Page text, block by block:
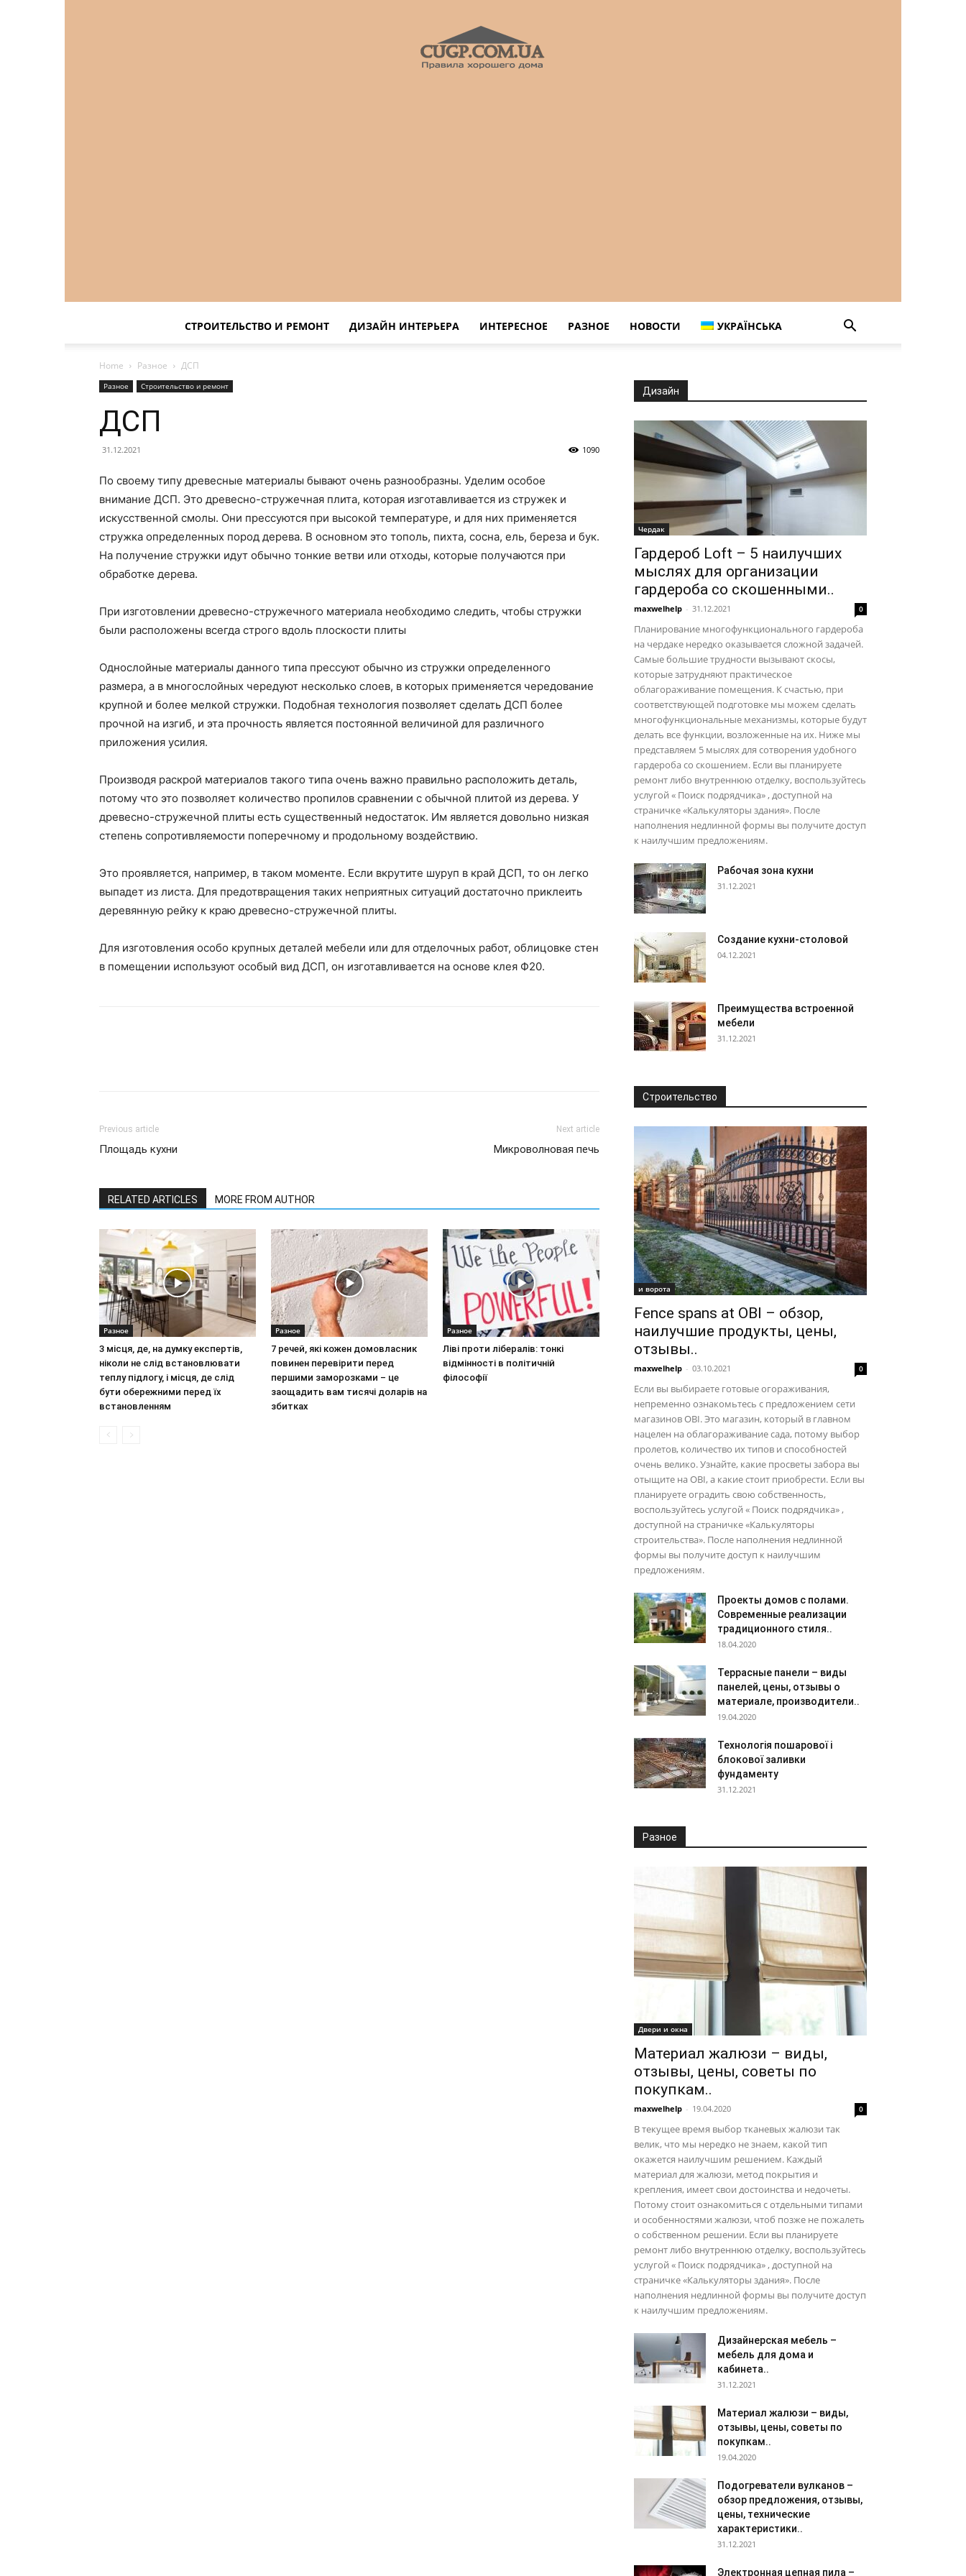
портал
СТРОИТЕЛЬСТВО И РЕМОНТ ДИЗАЙН ИНТЕРЬЕРА ИНТЕРЕСНОЕ РАЗНОЕ НОВОСТИ УКРАЇНСЬКА
Home Разное ДСП
Разное Строительство и ремонт
ДСП
31.12.2021 1090
По своему типу древесные материалы бывают очень разнообразны. Уделим особое
внимание ДСП. Это древесно-стружечная плита, которая изготавливается из стружек и
искусственной смолы. Они прессуются при высокой температуре, и для них применяется
стружка определенных пород дерева. В основном это тополь, пихта, сосна, ель, береза и бук.
На получение стружки идут обычно тонкие ветви или отходы, которые получаются при
обработке дерева.
При изготовлении древесно-стружечного материала необходимо следить, чтобы стружки
были расположены всегда строго вдоль плоскости плиты
Однослойные материалы данного типа прессуют обычно из стружки определенного
размера, а в многослойных чередуют несколько слоев, в которых применяется чередование
крупной и более мелкой стружки. Подобная технология позволяет сделать ДСП более
прочной на изгиб, и эта прочность является постоянной величиной для различного
приложения усилия.
Производя раскрой материалов такого типа очень важно правильно расположить деталь,
потому что это позволяет количество пропилов сравнении с обычной плитой из дерева. У
древесно-стружечной плиты есть существенный недостаток. Им является довольно низкая
степень сопротивляемости поперечному и продольному воздействию.
Это проявляется, например, в таком моменте. Если вкрутите шуруп в край ДСП, то он легко
выпадет из листа. Для предотвращения таких неприятных ситуаций достаточно приклеить
деревянную рейку к краю древесно-стружечной плиты.
Для изготовления особо крупных деталей мебели или для отделочных работ, облицовке стен
в помещении используют особый вид ДСП, он изготавливается на основе клея Ф20.
Previous article
Площадь кухни
Next article
Микроволновая печь
RELATED ARTICLES MORE FROM AUTHOR
Разное
3 місця, де, на думку експертів,
ніколи не слід встановлювати
теплу підлогу, і місця, де слід
бути обережними перед їх
встановленням
Разное
7 речей, які кожен домовласник
повинен перевірити перед
першими заморозками – це
заощадить вам тисячі доларів на
збитках
Разное
Ліві проти лібералів: тонкі
відмінності в політичній
філософії
Дизайн
Чердак
Гардероб Loft – 5 наилучших
мыслях для организации
гардероба со скошенными..
maxwelhelp - 31.12.2021 0
Планирование многофункционального гардероба
на чердаке нередко оказывается сложной задачей.
Самые большие трудности вызывают скосы,
которые затрудняют практическое
облагораживание помещения. К счастью, при
соответствующей подготовке мы можем сделать
многофункциональные механизмы, которые будут
делать все функции, возложенные на их. Ниже мы
представляем 5 мыслях для сотворения удобного
гардероба со скошением. Если вы планируете
ремонт либо внутреннюю отделку, воспользуйтесь
услугой « Поиск подрядчика» , доступной на
страничке «Калькуляторы здания». После
наполнения недлинной формы вы получите доступ
к наилучшим предложениям.
Рабочая зона кухни
31.12.2021
Создание кухни-столовой
04.12.2021
Преимущества встроенной
мебели
31.12.2021
Строительство
и ворота
Fence spans at OBI – обзор,
наилучшие продукты, цены,
отзывы..
maxwelhelp - 03.10.2021 0
Если вы выбираете готовые огораживания,
непременно ознакомьтесь с предложением сети
магазинов OBI. Это магазин, который в главном
нацелен на облагораживание сада, потому выбор
пролетов, количество их типов и способностей
очень велико. Узнайте, какие просветы забора вы
отыщите на OBI, а какие стоит приобрести. Если вы
планируете оградить свою собственность,
воспользуйтесь услугой « Поиск подрядчика» ,
доступной на страничке «Калькуляторы
строительства». После наполнения недлинной
формы вы получите доступ к наилучшим
предложениям.
Проекты домов с полами.
Современные реализации
традиционного стиля..
18.04.2020
Террасные панели – виды
панелей, цены, отзывы о
материале, производители..
19.04.2020
Технологія пошарової і
блокової заливки
фундаменту
31.12.2021
Разное
Двери и окна
Материал жалюзи – виды,
отзывы, цены, советы по
покупкам..
maxwelhelp - 19.04.2020 0
В текущее время выбор тканевых жалюзи так
велик, что мы нередко не знаем, какой тип
окажется наилучшим решением. Каждый
материал для жалюзи, метод покрытия и
крепления, имеет свои достоинства и недочеты.
Потому стоит ознакомиться с отдельными типами
и особенностями жалюзи, чтоб позже не пожалеть
о собственном решении. Если вы планируете
ремонт либо внутреннюю отделку, воспользуйтесь
услугой « Поиск подрядчика» , доступной на
страничке «Калькуляторы здания». После
наполнения недлинной формы вы получите доступ
к наилучшим предложениям.
Дизайнерская мебель –
мебель для дома и
кабинета..
31.12.2021
Материал жалюзи – виды,
отзывы, цены, советы по
покупкам..
19.04.2020
Подогреватели вулканов –
обзор предложения, отзывы,
цены, технические
характеристики..
31.12.2021
Электронная цепная пила –